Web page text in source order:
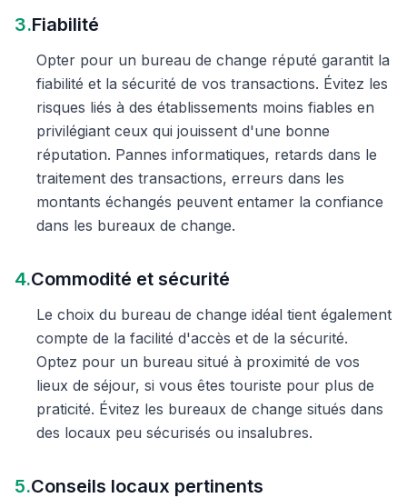
3.Fiabilité
Opter pour un bureau de change réputé garantit la
fiabilité et la sécurité de vos transactions. Évitez les
risques liés à des établissements moins fiables en
privilégiant ceux qui jouissent d'une bonne
réputation. Pannes informatiques, retards dans le
traitement des transactions, erreurs dans les
montants échangés peuvent entamer la confiance
dans les bureaux de change.
4.Commodité et sécurité
Le choix du bureau de change idéal tient également
compte de la facilité d'accès et de la sécurité.
Optez pour un bureau situé à proximité de vos
lieux de séjour, si vous êtes touriste pour plus de
praticité. Évitez les bureaux de change situés dans
des locaux peu sécurisés ou insalubres.
5.Conseils locaux pertinents